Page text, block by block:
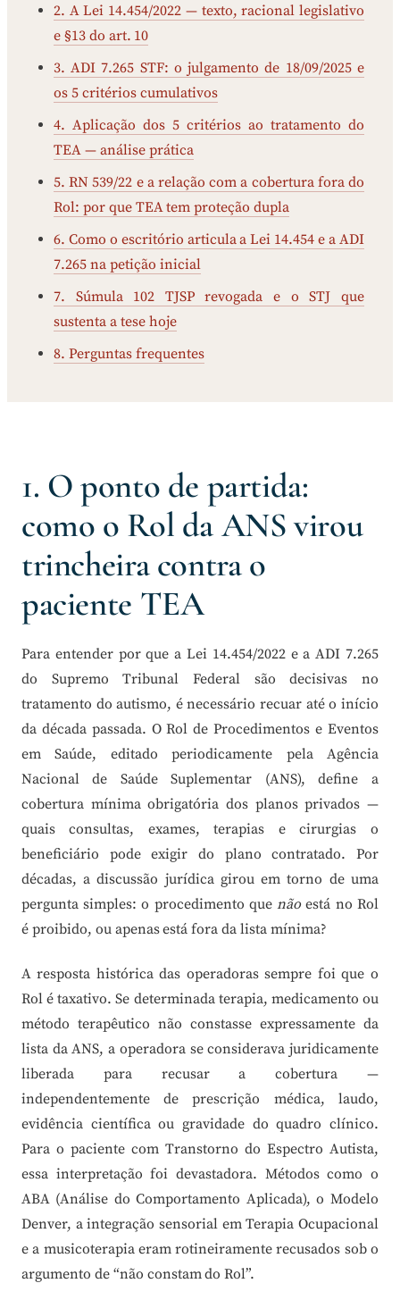
2. A Lei 14.454/2022 — texto, racional legislativo
e §13 do art. 10
3. ADI 7.265 STF: o julgamento de 18/09/2025 e
os 5 critérios cumulativos
4. Aplicação dos 5 critérios ao tratamento do
TEA — análise prática
5. RN 539/22 e a relação com a cobertura fora do
Rol: por que TEA tem proteção dupla
6. Como o escritório articula a Lei 14.454 e a ADI
7.265 na petição inicial
7. Súmula 102 TJSP revogada e o STJ que
sustenta a tese hoje
8. Perguntas frequentes
1. O ponto de partida:
como o Rol da ANS virou
trincheira contra o
paciente TEA
Para entender por que a Lei 14.454/2022 e a ADI 7.265
do Supremo Tribunal Federal são decisivas no
tratamento do autismo, é necessário recuar até o início
da década passada. O Rol de Procedimentos e Eventos
em Saúde, editado periodicamente pela Agência
Nacional de Saúde Suplementar (ANS), define a
cobertura mínima obrigatória dos planos privados —
quais consultas, exames, terapias e cirurgias o
beneficiário pode exigir do plano contratado. Por
décadas, a discussão jurídica girou em torno de uma
pergunta simples: o procedimento quenão está no Rol
é proibido, ou apenas está fora da lista mínima?
A resposta histórica das operadoras sempre foi que o
Rol é taxativo. Se determinada terapia, medicamento ou
método terapêutico não constasse expressamente da
lista da ANS, a operadora se considerava juridicamente
liberada para recusar a cobertura —
independentemente de prescrição médica, laudo,
evidência científica ou gravidade do quadro clínico.
Para o paciente com Transtorno do Espectro Autista,
essa interpretação foi devastadora. Métodos como o
ABA (Análise do Comportamento Aplicada), o Modelo
Denver, a integração sensorial em Terapia Ocupacional
e a musicoterapia eram rotineiramente recusados sob o
argumento de “não constam do Rol”.